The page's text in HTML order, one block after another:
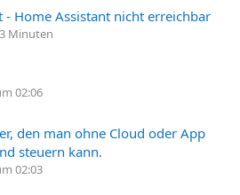
- Home Assistant nicht erreichbar
Minuten
02:06
den man ohne Cloud oder App
steuern kann.
02:03